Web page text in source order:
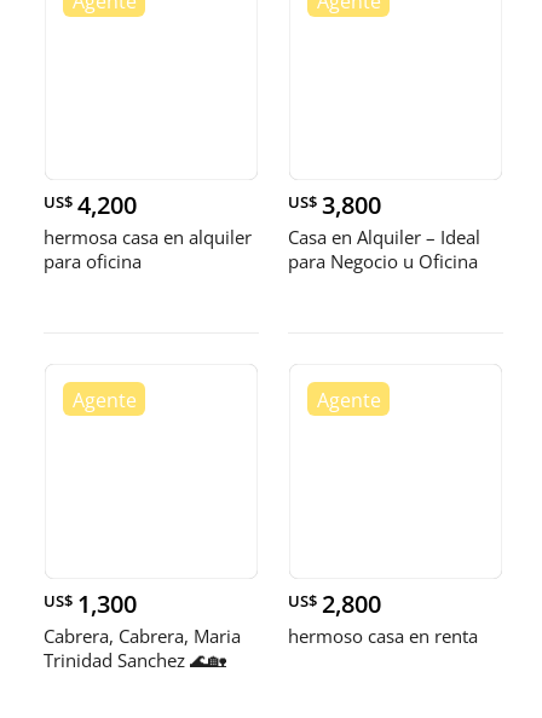
US$ 4,200
hermosa casa en alquiler
para oficina
US$ 3,800
Casa en Alquiler – Ideal
para Negocio u Oficina
US$ 1,300
Cabrera, Cabrera, Maria
Trinidad Sanchez 🌊🏡
US$ 2,800
hermoso casa en renta